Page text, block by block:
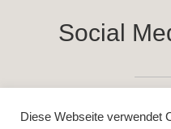
Social
Diese Webseite verwendet